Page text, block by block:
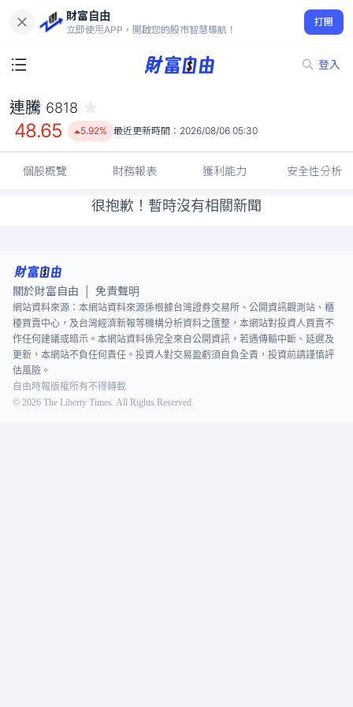
財富自由
立即使用APP，開啟您的股市智慧導航！
打開
登入
48.65
5.92%
連騰 6818
48.65 5.92% 最近更新時間： 2026/08/06 05:30
個股概覽 財務報表 獲利能力 安全性分析
很抱歉！暫時沒有相關新聞
關於財富自由 免責聲明
網站資料來源：本網站資料來源係根據台灣證券交易所、公開資訊觀測站、櫃
檯買賣中心，及台灣經濟新報等機構分析資料之匯整，本網站對投資人買賣不
作任何建議或暗示。本網站資料係完全來自公開資訊，若遇傳輸中斷、延遲及
更新，本網站不負任何責任。投資人對交易盈虧須自負全責，投資前請謹慎評
估風險。
自由時報版權所有不得轉載
© 2026 The Liberty Times. All Rights Reserved.